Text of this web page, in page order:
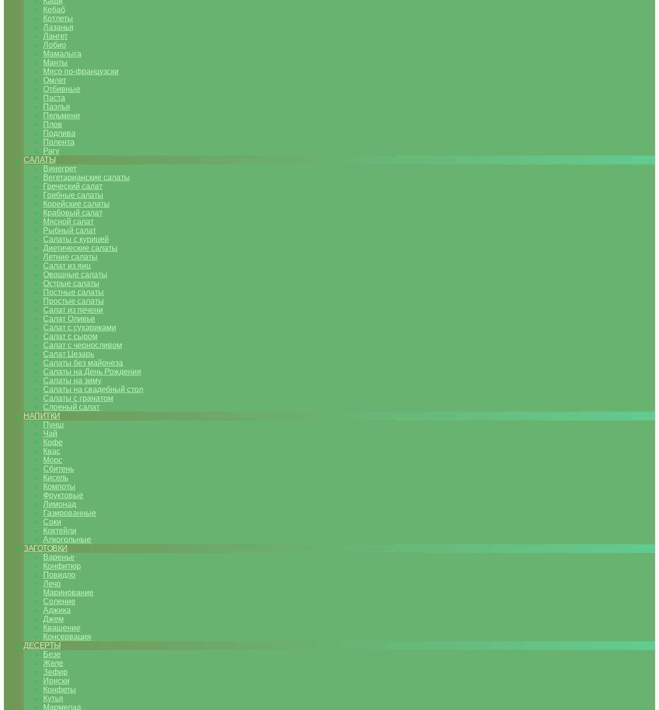
Кебаб
Котлеты
Лазанья
Лангет
Лобио
Мамалыга
Манты
Мясо по-французски
Омлет
Отбивные
Паста
Паэлья
Пельмени
Плов
Подлива
Полента
Рагу
САЛАТЫ
Винегрет
Вегетарианские салаты
Греческий салат
Грибные салаты
Корейские салаты
Крабовый салат
Мясной салат
Рыбный салат
Салаты с курицей
Диетические салаты
Летние салаты
Салат из яиц
Овощные салаты
Острые салаты
Постные салаты
Простые салаты
Салат из печени
Салат Оливье
Салат с сухариками
Салат с сыром
Салат с черносливом
Салат Цезарь
Салаты без майонеза
Салаты на День Рождения
Салаты на зиму
Салаты на свадебный стол
Салаты с гранатом
Слоеный салат
НАПИТКИ
Пунш
Чай
Кофе
Квас
Морс
Сбитень
Кисель
Компоты
Фруктовые
Лимонад
Газированные
Соки
Коктейли
Алкогольные
ЗАГОТОВКИ
Варенье
Конфитюр
Повидло
Лечо
Маринование
Соление
Аджика
Джем
Квашение
Консервация
ДЕСЕРТЫ
Безе
Желе
Зефир
Ириски
Конфеты
Кутья
Мармелад